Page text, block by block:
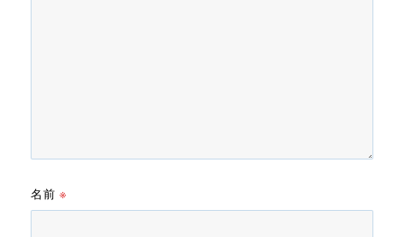
名前※